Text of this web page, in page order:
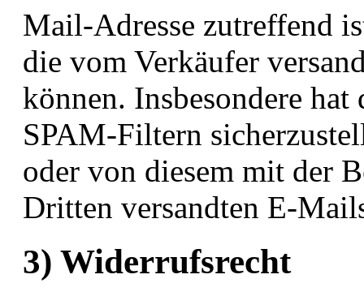
Mail-Adresse zutreffend
die vom Verkäufer
können. Insbesondere
SPAM-Filtern
oder von diesem mit der
Dritten versandten E-
3) Widerrufsrecht